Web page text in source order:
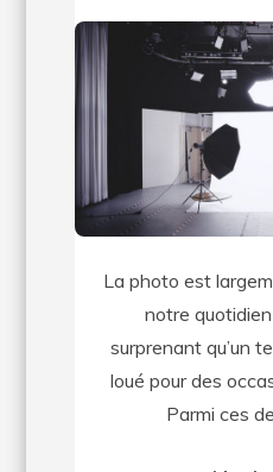
La photo est
notre
surprenant qu’un
loué pour des
Parmi ces